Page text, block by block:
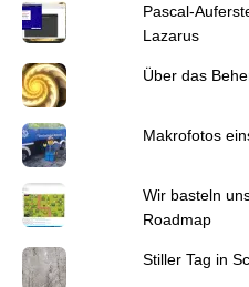
Pascal-
Lazarus
Über das
Makrofotos
Wir basteln
Roadmap
Stiller Tag in